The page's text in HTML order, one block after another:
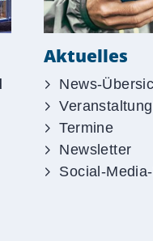
Aktuelles
News-
Termine
Newsletter
Social-